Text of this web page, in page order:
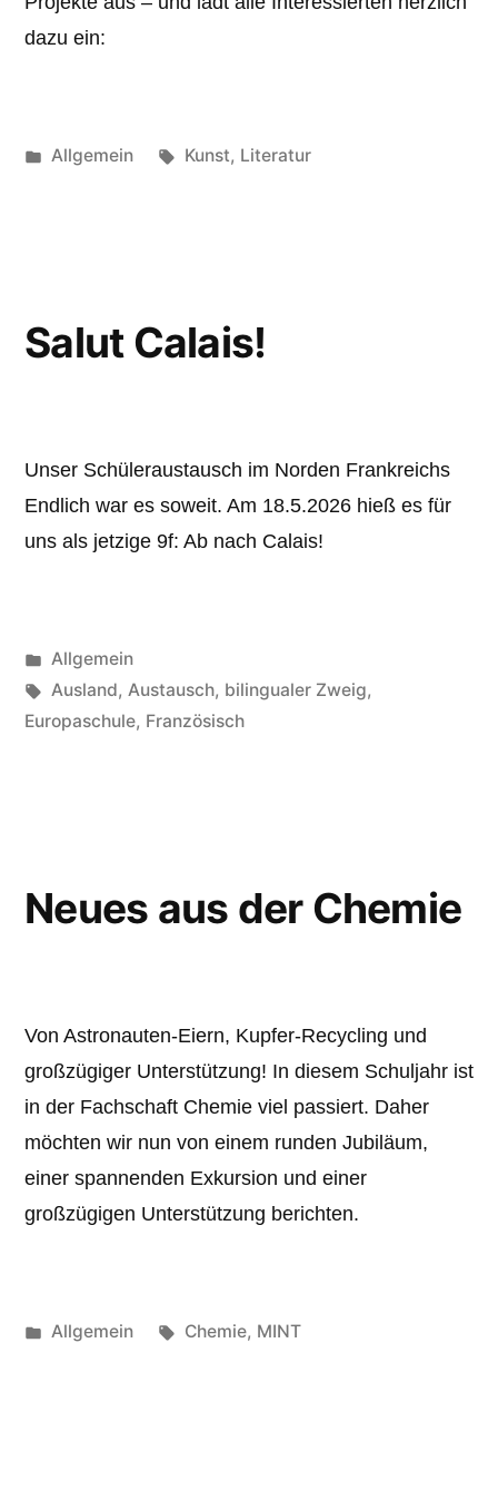
dazu ein:
Veröffentlicht
Allgemein Schlagwörter:
Kunst, Literatur
Salut Calais!
Unser Schüleraustausch im Norden Frankreichs
Endlich war es soweit. Am 18.5.2026 hieß es für
uns als jetzige 9f: Ab nach Calais!
Veröffentlicht
unter
Allgemein
Schlagwörter:
Ausland, Austausch, bilingualer Zweig,
Europaschule, Französisch
Neues aus der Chemie
Von Astronauten-Eiern, Kupfer-Recycling und
großzügiger Unterstützung! In diesem Schuljahr ist
in der Fachschaft Chemie viel passiert. Daher
möchten wir nun von einem runden Jubiläum,
einer spannenden Exkursion und einer
großzügigen Unterstützung berichten.
Veröffentlicht
Allgemein Schlagwörter:
Chemie, MINT